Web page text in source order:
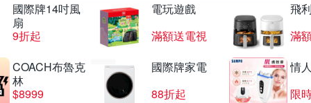
國際牌14吋風
扇
9折起
電玩遊戲
滿額送電視
飛
滿
COACH布魯克
林
$8999
國際牌家電
88折起
情
限